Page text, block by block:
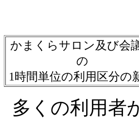
かまくらサロン及び会
の
1時間単位の利用区分の
多くの利用者